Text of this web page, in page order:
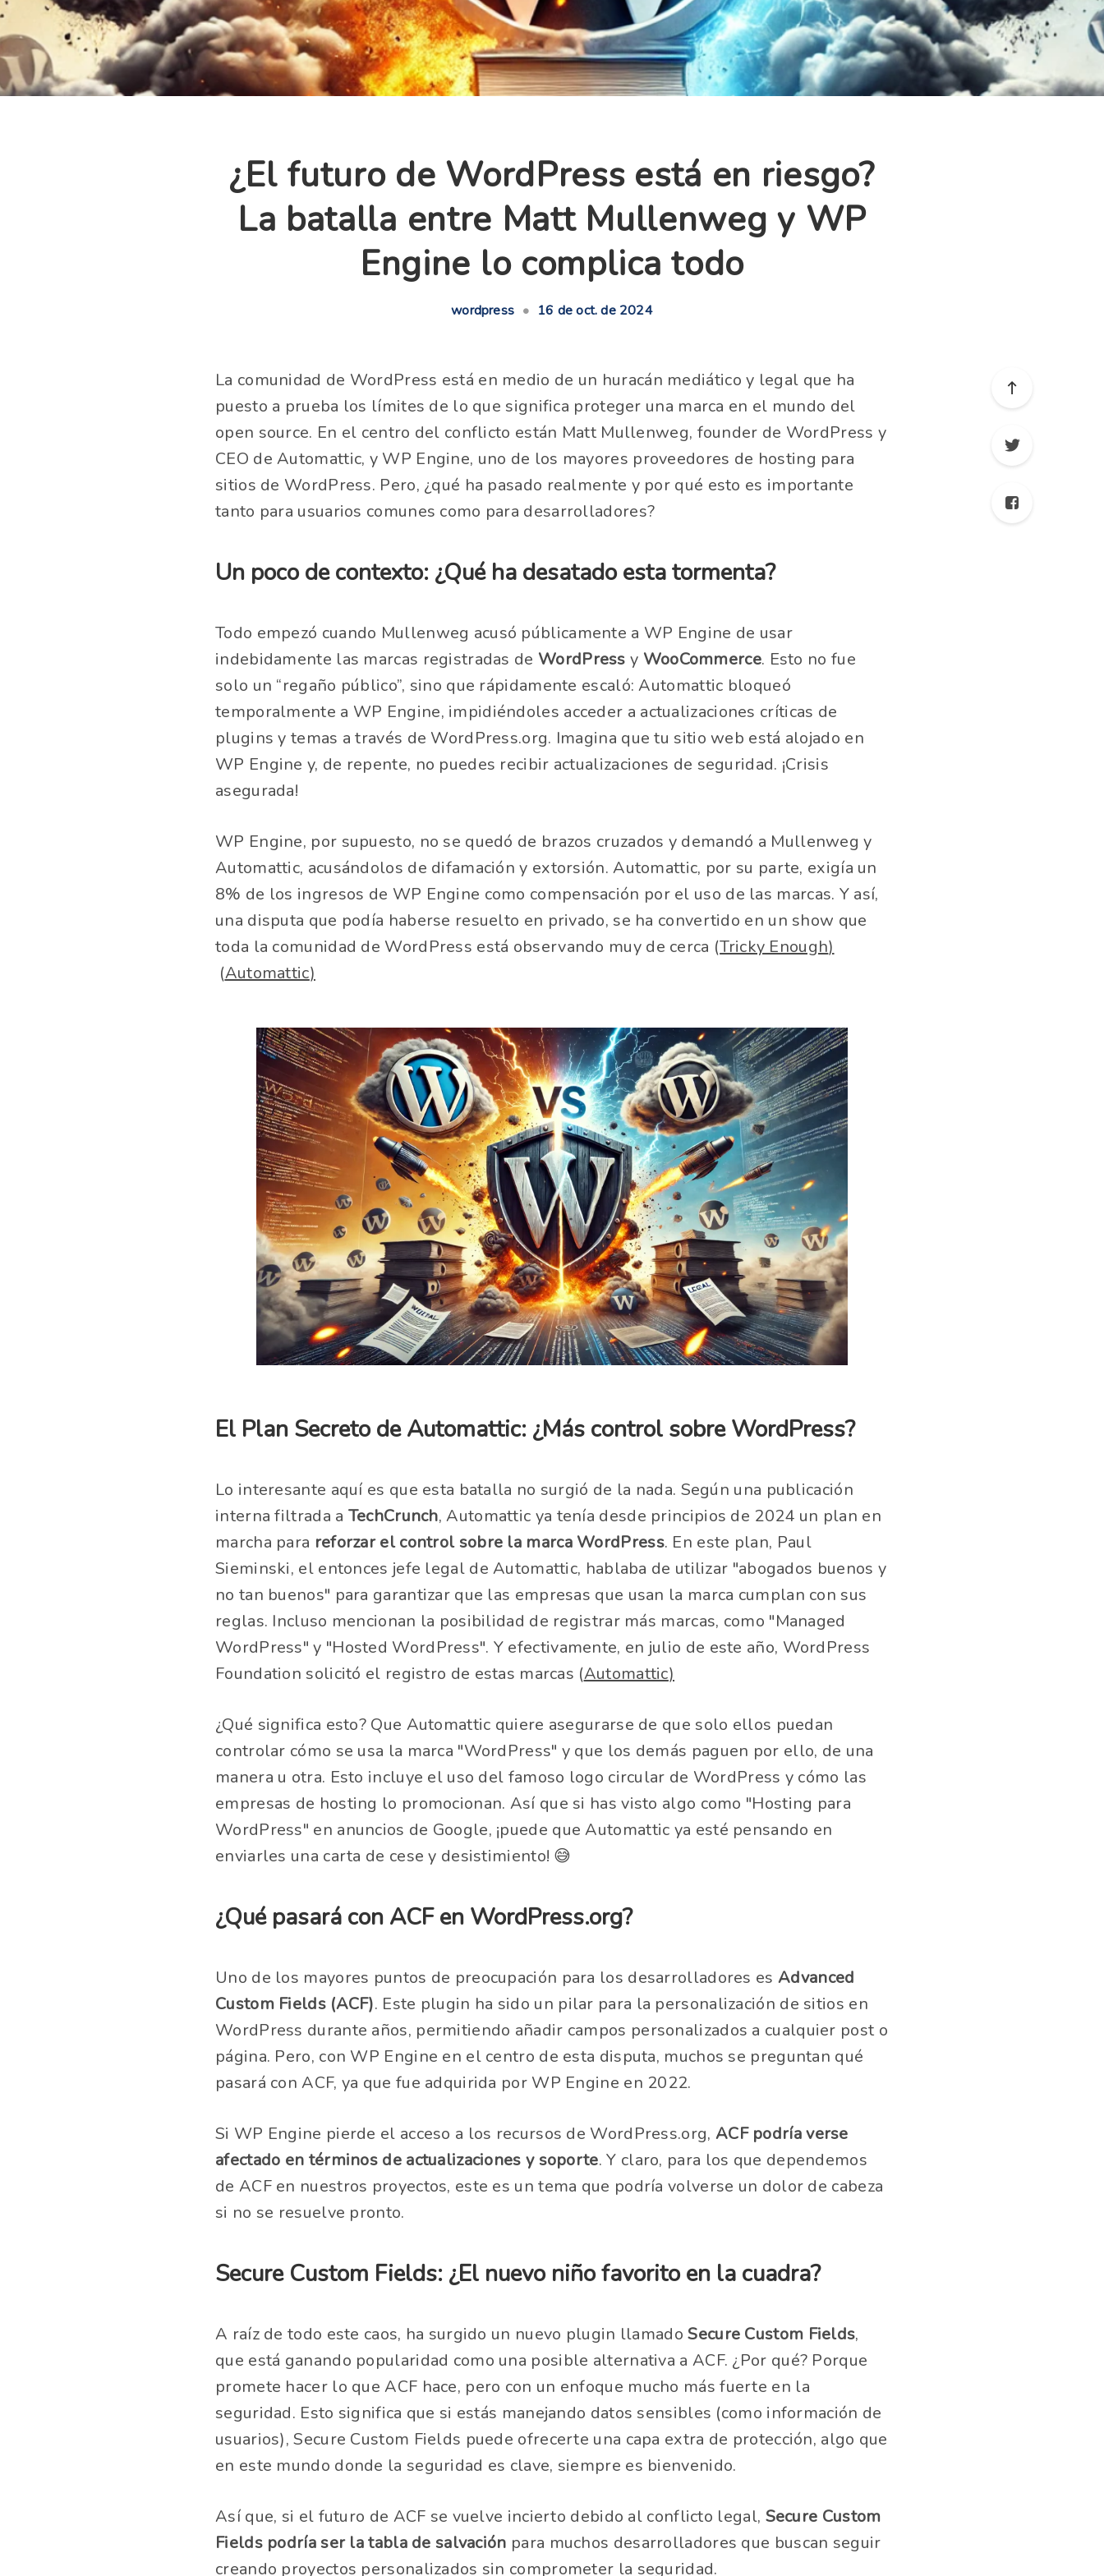
¿El futuro de WordPress está en riesgo?
La batalla entre Matt Mullenweg y WP
Engine lo complica todo
wordpress • 16 de oct. de 2024
La comunidad de WordPress está en medio de un huracán mediático y legal que ha
puesto a prueba los límites de lo que significa proteger una marca en el mundo del
open source. En el centro del conflicto están Matt Mullenweg, founder de WordPress y
CEO de Automattic, y WP Engine, uno de los mayores proveedores de hosting para
sitios de WordPress. Pero, ¿qué ha pasado realmente y por qué esto es importante
tanto para usuarios comunes como para desarrolladores?
Un poco de contexto: ¿Qué ha desatado esta tormenta?
Todo empezó cuando Mullenweg acusó públicamente a WP Engine de usar
indebidamente las marcas registradas de WordPress y WooCommerce. Esto no fue
solo un “regaño público”, sino que rápidamente escaló: Automattic bloqueó
temporalmente a WP Engine, impidiéndoles acceder a actualizaciones críticas de
plugins y temas a través de WordPress.org. Imagina que tu sitio web está alojado en
WP Engine y, de repente, no puedes recibir actualizaciones de seguridad. ¡Crisis
asegurada!
WP Engine, por supuesto, no se quedó de brazos cruzados y demandó a Mullenweg y
Automattic, acusándolos de difamación y extorsión. Automattic, por su parte, exigía un
8% de los ingresos de WP Engine como compensación por el uso de las marcas. Y así,
una disputa que podía haberse resuelto en privado, se ha convertido en un show que
toda la comunidad de WordPress está observando muy de cerca​ (Tricky Enough)
(Automattic)
El Plan Secreto de Automattic: ¿Más control sobre WordPress?
Lo interesante aquí es que esta batalla no surgió de la nada. Según una publicación
interna filtrada a TechCrunch, Automattic ya tenía desde principios de 2024 un plan en
marcha para reforzar el control sobre la marca WordPress. En este plan, Paul
Sieminski, el entonces jefe legal de Automattic, hablaba de utilizar "abogados buenos y
no tan buenos" para garantizar que las empresas que usan la marca cumplan con sus
reglas. Incluso mencionan la posibilidad de registrar más marcas, como "Managed
WordPress" y "Hosted WordPress". Y efectivamente, en julio de este año, WordPress
Foundation solicitó el registro de estas marcas​ (Automattic)
¿Qué significa esto? Que Automattic quiere asegurarse de que solo ellos puedan
controlar cómo se usa la marca "WordPress" y que los demás paguen por ello, de una
manera u otra. Esto incluye el uso del famoso logo circular de WordPress y cómo las
empresas de hosting lo promocionan. Así que si has visto algo como "Hosting para
WordPress" en anuncios de Google, ¡puede que Automattic ya esté pensando en
enviarles una carta de cese y desistimiento! 😅
¿Qué pasará con ACF en WordPress.org?
Uno de los mayores puntos de preocupación para los desarrolladores es Advanced
Custom Fields (ACF). Este plugin ha sido un pilar para la personalización de sitios en
WordPress durante años, permitiendo añadir campos personalizados a cualquier post o
página. Pero, con WP Engine en el centro de esta disputa, muchos se preguntan qué
pasará con ACF, ya que fue adquirida por WP Engine en 2022.
Si WP Engine pierde el acceso a los recursos de WordPress.org, ACF podría verse
afectado en términos de actualizaciones y soporte. Y claro, para los que dependemos
de ACF en nuestros proyectos, este es un tema que podría volverse un dolor de cabeza
si no se resuelve pronto.
Secure Custom Fields: ¿El nuevo niño favorito en la cuadra?
A raíz de todo este caos, ha surgido un nuevo plugin llamadoSecure Custom Fields,
que está ganando popularidad como una posible alternativa a ACF. ¿Por qué? Porque
promete hacer lo que ACF hace, pero con un enfoque mucho más fuerte en la
seguridad. Esto significa que si estás manejando datos sensibles (como información de
usuarios), Secure Custom Fields puede ofrecerte una capa extra de protección, algo que
en este mundo donde la seguridad es clave, siempre es bienvenido.
Así que, si el futuro de ACF se vuelve incierto debido al conflicto legal, Secure Custom
Fields podría ser la tabla de salvación para muchos desarrolladores que buscan seguir
creando proyectos personalizados sin comprometer la seguridad.